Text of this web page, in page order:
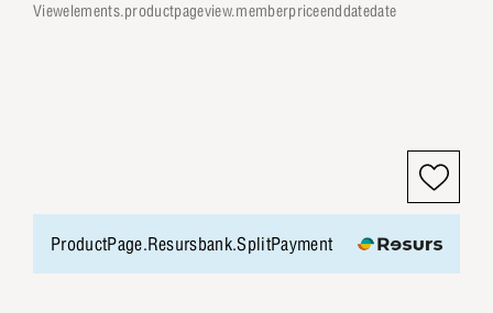
viewelements.productpageview.memberpriceenddatedate
ProductPage.Resursbank.SplitPayment